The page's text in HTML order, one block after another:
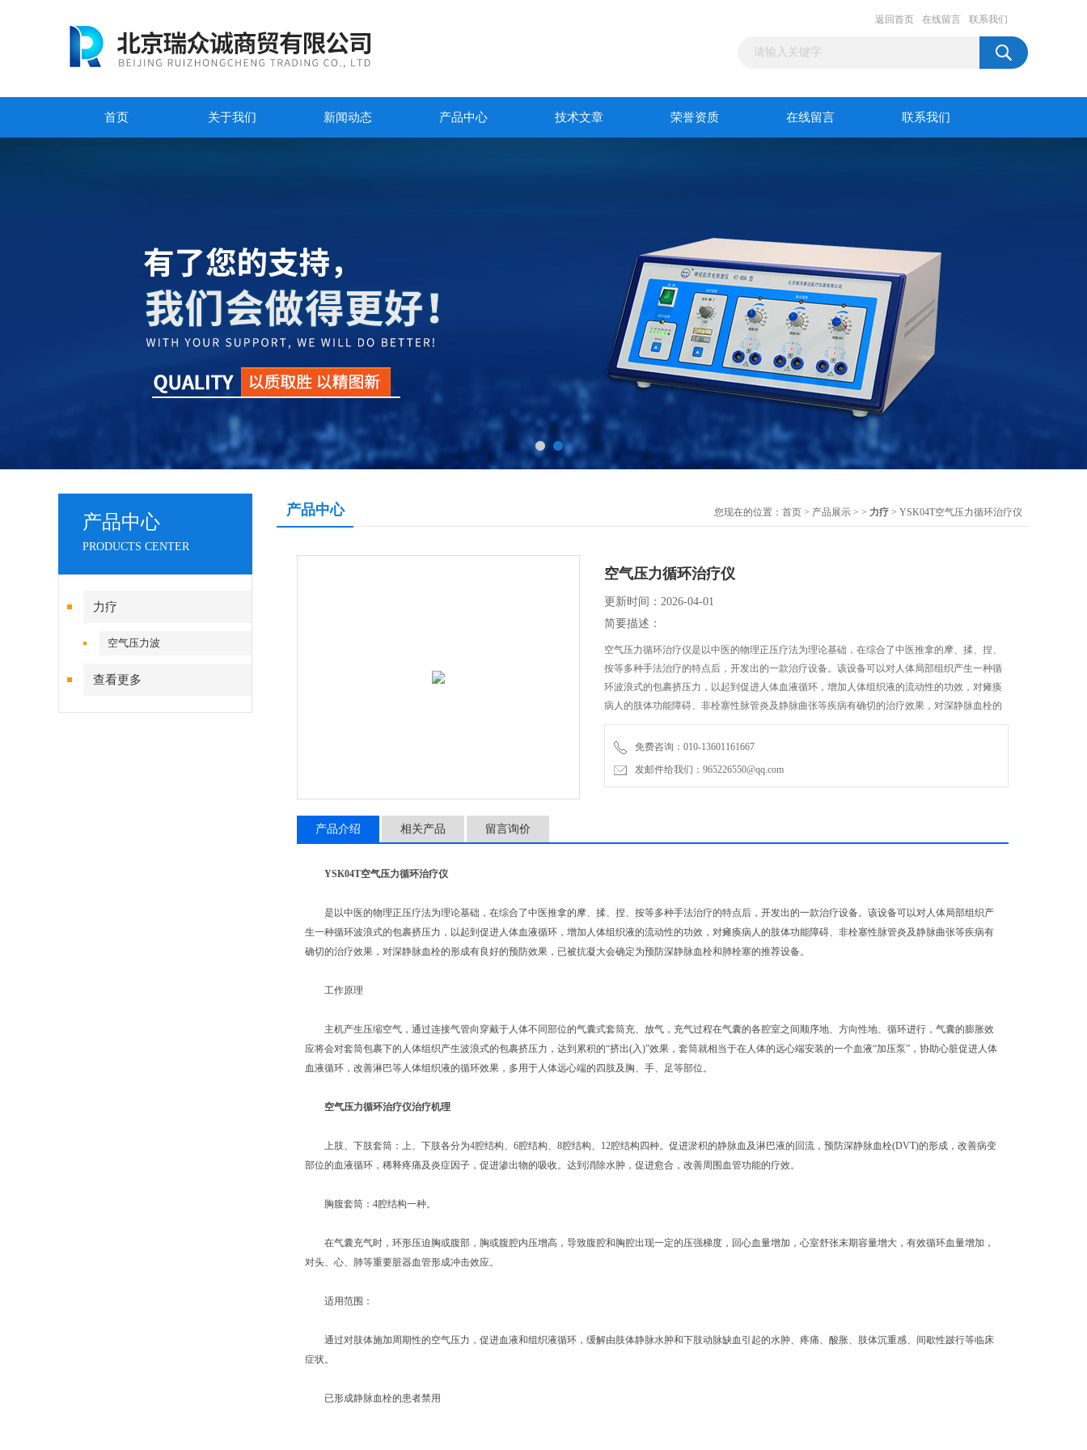
返回首页 在线留言 联系我们
首页 关于我们 新闻动态 产品中心 技术文章 荣誉资质 在线留言 联系我们
产品中心
PRODUCTS CENTER
力疗
空气压力波
查看更多
产品中心 您现在的位置： 首页 > 产品展示 > > 力疗 > YSK04T空气压力循环治疗仪
空气压力循环治疗仪
更新时间：2026-04-01
简要描述：
空气压力循环治疗仪是以中医的物理正压疗法为理论基础，在综合了中医推拿的摩、揉、捏、
按等多种手法治疗的特点后，开发出的一款治疗设备。该设备可以对人体局部组织产生一种循
环波浪式的包裹挤压力，以起到促进人体血液循环，增加人体组织液的流动性的功效，对瘫痪
病人的肢体功能障碍、非栓塞性脉管炎及静脉曲张等疾病有确切的治疗效果，对深静脉血栓的
形成有良好的预防效果，已被抗凝大会确定为预防深静脉血栓和肺栓塞的推荐
免费咨询：010-13601161667
发邮件给我们：965226550@qq.com
产品介绍 相关产品 留言询价
YSK04T空气压力循环治疗仪
是以中医的物理正压疗法为理论基础，在综合了中医推拿的摩、揉、捏、按等多种手法治疗的特点后，开发出的一款治疗设备。该设备可以对人体局部组织产
生一种循环波浪式的包裹挤压力，以起到促进人体血液循环，增加人体组织液的流动性的功效，对瘫痪病人的肢体功能障碍、非栓塞性脉管炎及静脉曲张等疾病有
确切的治疗效果，对深静脉血栓的形成有良好的预防效果，已被抗凝大会确定为预防深静脉血栓和肺栓塞的推荐设备。
工作原理
主机产生压缩空气，通过连接气管向穿戴于人体不同部位的气囊式套筒充、放气，充气过程在气囊的各腔室之间顺序地、方向性地、循环进行，气囊的膨胀效
应将会对套筒包裹下的人体组织产生波浪式的包裹挤压力，达到累积的“挤出(入)”效果，套筒就相当于在人体的远心端安装的一个血液“加压泵”，协助心脏促进人体
血液循环，改善淋巴等人体组织液的循环效果，多用于人体远心端的四肢及胸、手、足等部位。
空气压力循环治疗仪治疗机理
上肢、下肢套筒：上、下肢各分为4腔结构、6腔结构、8腔结构、12腔结构四种。促进淤积的静脉血及淋巴液的回流，预防深静脉血栓(DVT)的形成，改善病变
部位的血液循环，稀释疼痛及炎症因子，促进渗出物的吸收。达到消除水肿，促进愈合，改善周围血管功能的疗效。
胸腹套筒：4腔结构一种。
在气囊充气时，环形压迫胸或腹部，胸或腹腔内压增高，导致腹腔和胸腔出现一定的压强梯度，回心血量增加，心室舒张末期容量增大，有效循环血量增加，
对头、心、肺等重要脏器血管形成冲击效应。
适用范围：
通过对肢体施加周期性的空气压力，促进血液和组织液循环，缓解由肢体静脉水肿和下肢动脉缺血引起的水肿、疼痛、酸胀、肢体沉重感、间歇性跛行等临床
症状。
已形成静脉血栓的患者禁用